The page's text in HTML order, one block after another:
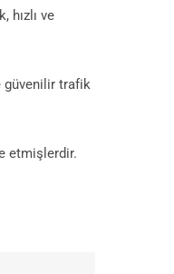
hızlı ve
güvenilir trafik
etmişlerdir.